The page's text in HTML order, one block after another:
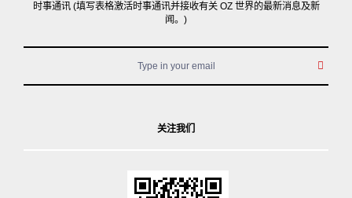
时事通讯 (填写表格激活时事通讯并接收有关 OZ 世界的最新消息及新
闻。)
关注我们